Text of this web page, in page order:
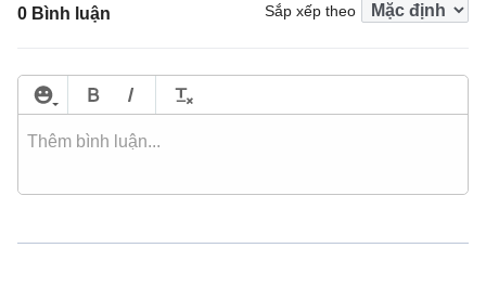
0 Bình luận Sắp xếp theo